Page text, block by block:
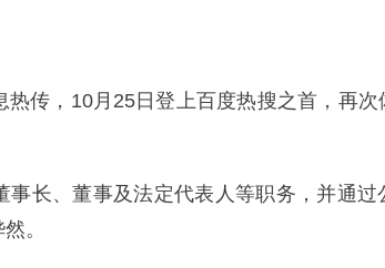
传，10月25日登上百度热搜之首，再
长、董事及法定代表人等职务，并通过
。